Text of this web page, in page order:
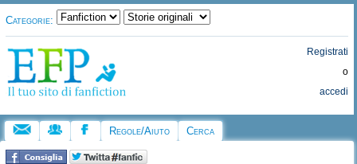
Categorie:
Registrati
o
accedi
Regole/Aiuto Cerca